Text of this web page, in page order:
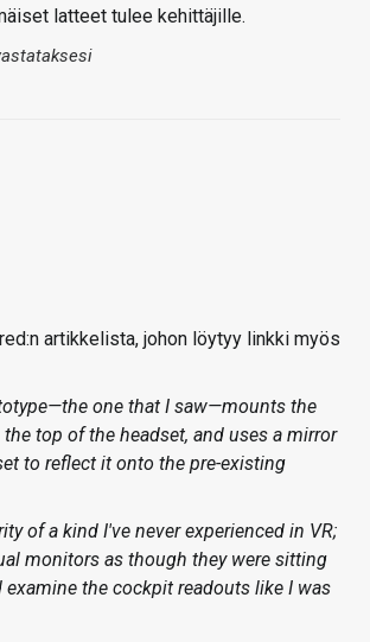
latteet tulee kehittäjille.
artikkelista, johon löytyy linkki myös
one that I saw—mounts the
top of the headset, and uses a mirror
to reflect it onto the pre-existing
of a kind I've never experienced in VR;
monitors as though they were sitting
examine the cockpit readouts like I was